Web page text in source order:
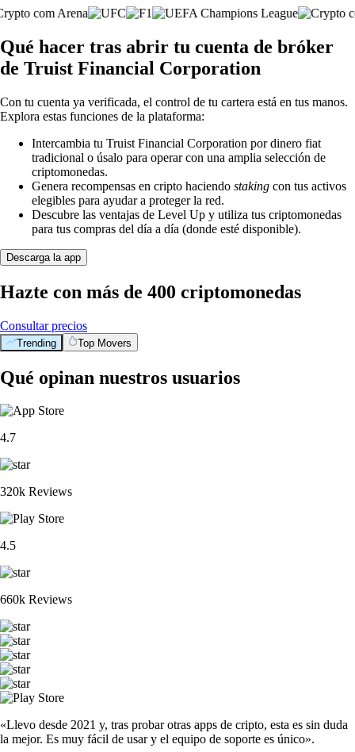
Qué hacer tras abrir tu cuenta de bróker
de Truist Financial Corporation
Con tu cuenta ya verificada, el control de tu cartera está en tus manos.
Explora estas funciones de la plataforma:
Intercambia tu Truist Financial Corporation por dinero fiat
tradicional o úsalo para operar con una amplia selección de
criptomonedas.
Genera recompensas en cripto haciendo staking con tus activos
elegibles para ayudar a proteger la red.
Descubre las ventajas de Level Up y utiliza tus criptomonedas
para tus compras del día a día (donde esté disponible).
Descarga la app
Hazte con más de 400 criptomonedas
Consultar precios
Trending Top Movers
Qué opinan nuestros usuarios
4.7
320k Reviews
4.5
660k Reviews
«Llevo desde 2021 y, tras probar otras apps de cripto, esta es sin duda
la mejor. Es muy fácil de usar y el equipo de soporte es único».